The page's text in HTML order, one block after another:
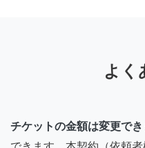
よく
チケットの金額は変更でき